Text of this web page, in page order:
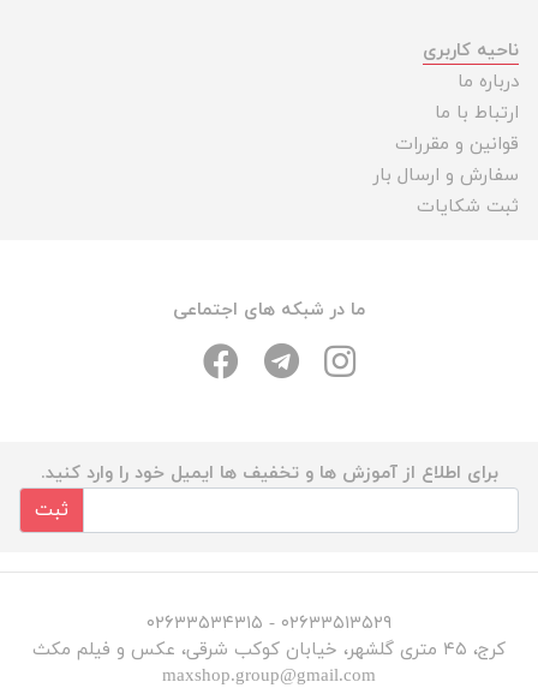
ناحیه کاربری
درباره ما
ارتباط با ما
قوانین و مقررات
سفارش و ارسال بار
ثبت شکایات
ما در شبکه های اجتماعی
برای اطلاع از آموزش ها و تخفیف ها ایمیل خود را وارد کنید.
ثبت
۰۲۶۳۳۵۱۳۵۲۹ - ۰۲۶۳۳۵۳۴۳۱۵
کرج، ۴۵ متری گلشهر، خیابان کوکب شرقی، عکس و فیلم مکث
maxshop.group@gmail.com